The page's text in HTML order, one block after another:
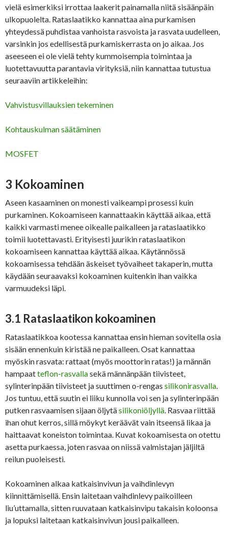
vielä esimerkiksi irrottaa laakerit painamalla niitä sisäänpäin
ulkopuolelta. Rataslaatikko kannattaa aina purkamisen
yhteydessä puhdistaa vanhoista rasvoista ja rasvata uudelleen,
varsinkin jos edellisestä purkamiskerrasta on jo aikaa. Jos
aseeseen ei ole vielä tehty kummoisempia toimintaa ja
luotettavuutta parantavia virityksiä, niin kannattaa tutustua
seuraaviin artikkeleihin:
Vahvistusvillauksien tekeminen
Kohtauskulman säätäminen
MOSFET
3 Kokoaminen
Aseen kasaaminen on monesti vaikeampi prosessi kuin
purkaminen. Kokoamiseen kannattaakin käyttää aikaa, että
kaikki varmasti menee oikealle paikalleen ja rataslaatikko
toimii luotettavasti. Erityisesti juurikin rataslaatikon
kokoamiseen kannattaa käyttää aikaa. Käytännössä
kokoamisessa tehdään äskeiset työvaiheet takaperin, mutta
käydään seuraavaksi kokoaminen kuitenkin ihan vaikka
varmuudeksi läpi.
3.1 Rataslaatikon kokoaminen
Rataslaatikkoa kootessa kannattaa ensin hieman sovitella osia
sisään ennenkuin kiristää ne paikalleen. Osat kannattaa
myöskin rasvata: rattaat (myös moottorin ratas!) ja männän
hampaatteflon-rasvallasekä männänpään tiivisteet,
sylinterinpään tiivisteet ja suuttimen o-rengas silikonirasvalla.
Jos tuntuu, että suutin ei liiku kunnolla voi sen ja sylinterinpään
putken rasvaamisen sijaan öljytäsilikoniöljyllä. Rasvaa riittää
ihan ohut kerros, sillä möykyt keräävät vain itseensä likaa ja
haittaavat koneiston toimintaa. Kuvat kokoamisesta on otettu
asetta purkaessa, joten rasvaa on niissä valmistajan jäljiltä
reilun puoleisesti.
Kokoaminen alkaa katkaisinvivun ja vaihdinlevyn
kiinnittämisellä. Ensin laitetaan vaihdinlevy paikoilleen
liu’uttamalla, sitten ruuvataan katkaisinvipu takaisin koloonsa
ja lopuksi laitetaan katkaisinvivun jousi paikalleen.